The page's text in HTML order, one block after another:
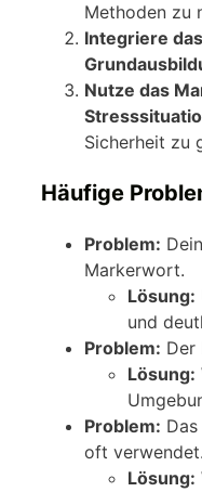
Methoden zu
Integriere
Nutze das
Sicherheit zu
Häufige
Problem:
Markerwort.
Lösung:
und
Problem: Der
Lösung:
Problem:
oft verwendet.
Lösung: